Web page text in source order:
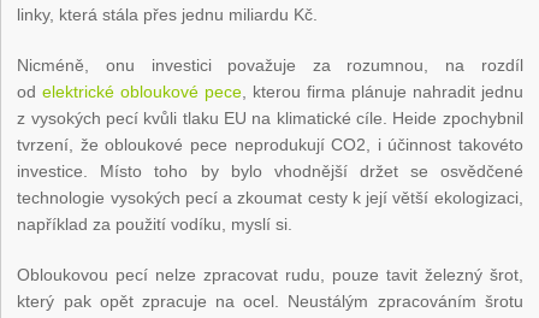
linky, která stála přes jednu miliardu Kč.
Nicméně, onu investici považuje za rozumnou, na rozdíl
odelektrické obloukové pece, kterou firma plánuje nahradit jednu
z vysokých pecí kvůli tlaku EU na klimatické cíle. Heide zpochybnil
tvrzení, že obloukové pece neprodukují CO2, i účinnost takovéto
investice. Místo toho by bylo vhodnější držet se osvědčené
technologie vysokých pecí a zkoumat cesty k její větší ekologizaci,
například za použití vodíku, myslí si.
Obloukovou pecí nelze zpracovat rudu, pouze tavit železný šrot,
který pak opět zpracuje na ocel. Neustálým zpracováním šrotu